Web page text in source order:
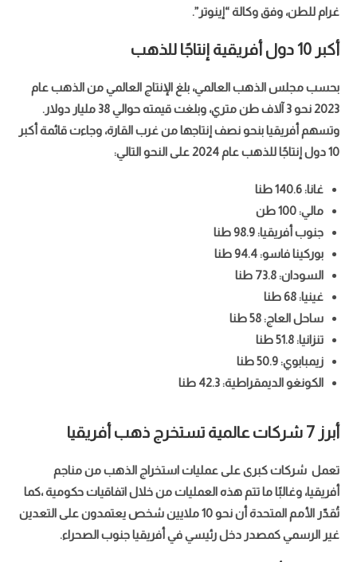
وسيطرة تامة على المباراة
غرام للطن، وفق وكالة “إينوتر”.
أكبر 10 دول أفريقية إنتاجًا للذهب
بحسب مجلس الذهب العالمي، بلغ الإنتاج العالمي من الذهب عام
2023 نحو 3 آلاف طن متري، وبلغت قيمته حوالي 38 مليار دولار.
وتسهم أفريقيا بنحو نصف إنتاجها من غرب القارة، وجاءت قائمة أكبر
10 دول إنتاجًا للذهب عام 2024 على النحو التالي:
غانا: 140.6 طنا
مالي: 100 طن
جنوب أفريقيا: 98.9 طنا
بوركينا فاسو: 94.4 طنا
السودان: 73.8 طنا
غينيا: 68 طنا
ساحل العاج: 58 طنا
تنزانيا: 51.8 طنا
زيمبابوي: 50.9 طنا
الكونغو الديمقراطية: 42.3 طنا
أبرز 7 شركات عالمية تستخرج ذهب أفريقيا
تعمل شركات كبرى على عمليات استخراج الذهب من مناجم
أفريقيا، وغالبًا ما تتم هذه العمليات من خلال اتفاقيات حكومية ،كما
تُقدّر الأمم المتحدة أن نحو 10 ملايين شخص يعتمدون على التعدين
غير الرسمي كمصدر دخل رئيسي في أفريقيا جنوب الصحراء.